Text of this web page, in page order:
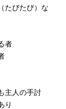
たびたび）な
者
主人の手討
り